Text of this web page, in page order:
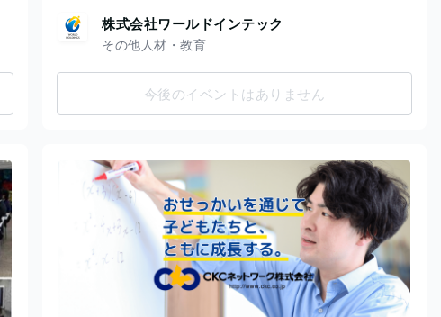
株式会社ワールドインテック
その他人材・教育
今後のイベントはありません